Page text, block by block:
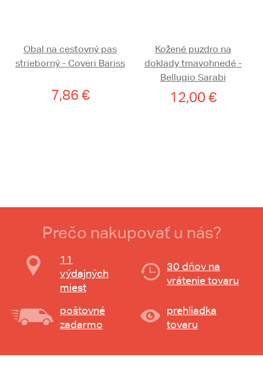
Obal na cestovný pas
strieborný - Coveri Bariss
7,86 €
Kožené puzdro na
doklady tmavohnedé -
Bellugio Sarabi
12,00 €
Prečo nakupovať u nás?
11
výdajných
miest
30 dňov na
vrátenie tovaru
poštovné
zadarmo
prehliadka
tovaru